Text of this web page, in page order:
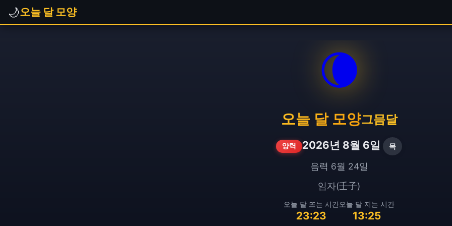
🌙오늘 달 모양
🌘
오늘 달 모양그믐달
양력 2026년 8월 6일 목
음력 6월 24일
임자(壬子)
오늘 달 뜨는 시간
23:23
오늘 달 지는 시간
13:25